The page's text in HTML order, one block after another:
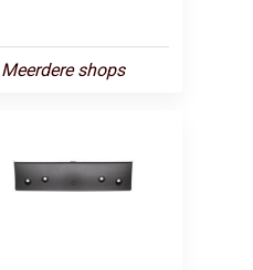
Meerdere shops